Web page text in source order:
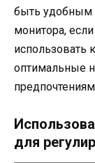
быть удобным
монитора,
использовать
оптимальные
для